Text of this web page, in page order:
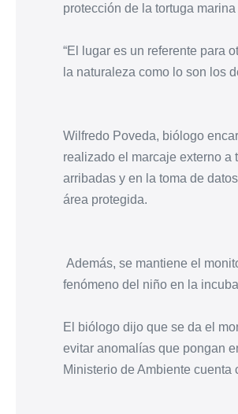
protección de la tortuga
“El lugar es un referente para
la naturaleza como lo son los
Wilfredo Poveda, biólogo
realizado el marcaje externo a
arribadas y en la toma de
área protegida.
Además, se mantiene el
fenómeno del niño en la
El biólogo dijo que se da el
evitar anomalías que pongan
Ministerio de Ambiente